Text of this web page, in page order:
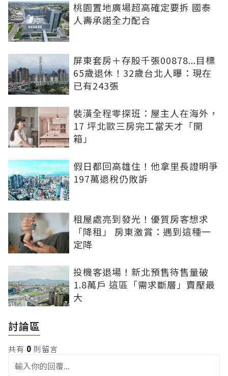
桃園置地廣場超高確定要拆 國泰
人壽承諾全力配合
屏東套房＋存股千張00878...目標
65歲退休！32歲台北人曝：現在
已有243張
裝潢全程零探班：屋主人在海外，
17 坪北歐三房完工當天才「開
箱」
假日都回高雄住！他拿里長證明爭
197萬退稅仍敗訴
租屋處亮到發光！優質房客想求
「降租」 房東激賞：遇到這種一
定降
投機客退場！新北預售待售量破
1.8萬戶 這區「需求斷層」賣壓最
大
討論區
共有 0 則留言